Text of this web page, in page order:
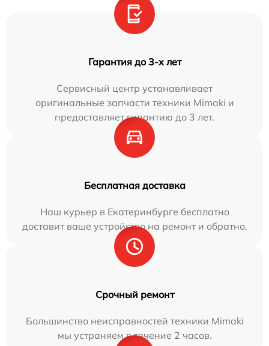
Гарантия до 3-х лет
Сервисный центр устанавливает
оригинальные запчасти техники Mimaki и
предоставляет гарантию до 3 лет.
Бесплатная доставка
Наш курьер в Екатеринбурге бесплатно
доставит ваше устройство на ремонт и обратно.
Срочный ремонт
Большинство неисправностей техники Mimaki
мы устраняем в течение 2 часов.